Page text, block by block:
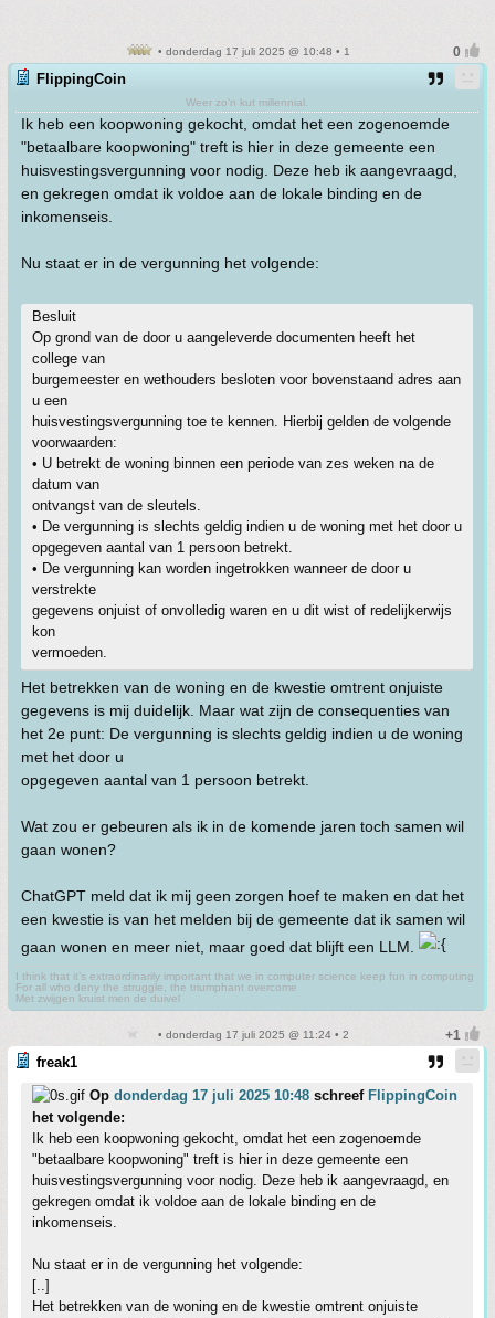
• donderdag 17 juli 2025 @ 10:48 • 1
FlippingCoin
Weer zo'n kut millennial.
Ik heb een koopwoning gekocht, omdat het een zogenoemde
"betaalbare koopwoning" treft is hier in deze gemeente een
huisvestingsvergunning voor nodig. Deze heb ik aangevraagd,
en gekregen omdat ik voldoe aan de lokale binding en de
inkomenseis.
Nu staat er in de vergunning het volgende:
Besluit
Op grond van de door u aangeleverde documenten heeft het
college van
burgemeester en wethouders besloten voor bovenstaand adres aan
u een
huisvestingsvergunning toe te kennen. Hierbij gelden de volgende
voorwaarden:
• U betrekt de woning binnen een periode van zes weken na de
datum van
ontvangst van de sleutels.
• De vergunning is slechts geldig indien u de woning met het door u
opgegeven aantal van 1 persoon betrekt.
• De vergunning kan worden ingetrokken wanneer de door u
verstrekte
gegevens onjuist of onvolledig waren en u dit wist of redelijkerwijs
kon
vermoeden.
Het betrekken van de woning en de kwestie omtrent onjuiste
gegevens is mij duidelijk. Maar wat zijn de consequenties van
het 2e punt: De vergunning is slechts geldig indien u de woning
met het door u
opgegeven aantal van 1 persoon betrekt.
Wat zou er gebeuren als ik in de komende jaren toch samen wil
gaan wonen?
ChatGPT meld dat ik mij geen zorgen hoef te maken en dat het
een kwestie is van het melden bij de gemeente dat ik samen wil
gaan wonen en meer niet, maar goed dat blijft een LLM.
I think that it’s extraordinarily important that we in computer science keep fun in computing
For all who deny the struggle, the triumphant overcome
Met zwijgen kruist men de duivel
• donderdag 17 juli 2025 @ 11:24 • 2
freak1
Op donderdag 17 juli 2025 10:48 schreef FlippingCoin
het volgende:
Ik heb een koopwoning gekocht, omdat het een zogenoemde
"betaalbare koopwoning" treft is hier in deze gemeente een
huisvestingsvergunning voor nodig. Deze heb ik aangevraagd, en
gekregen omdat ik voldoe aan de lokale binding en de
inkomenseis.
Nu staat er in de vergunning het volgende:
[..]
Het betrekken van de woning en de kwestie omtrent onjuiste